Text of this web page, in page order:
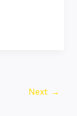
Next →